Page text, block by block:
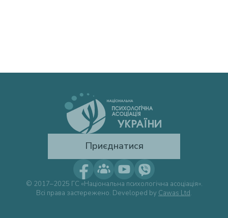
Приєднатися
© 2017–2025 ГС «Національна психологічна асоціація».
Всі права застережено. Developed by Cawas Ltd.